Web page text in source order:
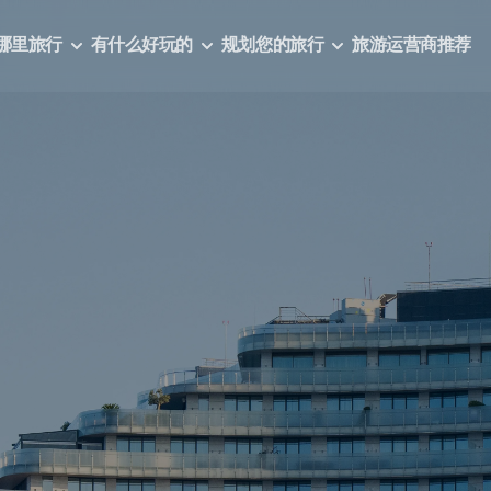
里旅行 有什么好玩的 规划您的旅行 旅游运营商推荐